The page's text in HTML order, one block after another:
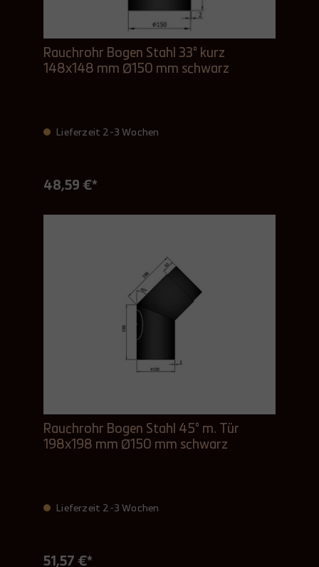
Rauchrohr Bogen Stahl 33° kurz
148x148 mm Ø150 mm schwarz
Lieferzeit 2-3 Wochen
48,59 €*
Rauchrohr Bogen Stahl 45° m. Tür
198x198 mm Ø150 mm schwarz
Lieferzeit 2-3 Wochen
51,57 €*